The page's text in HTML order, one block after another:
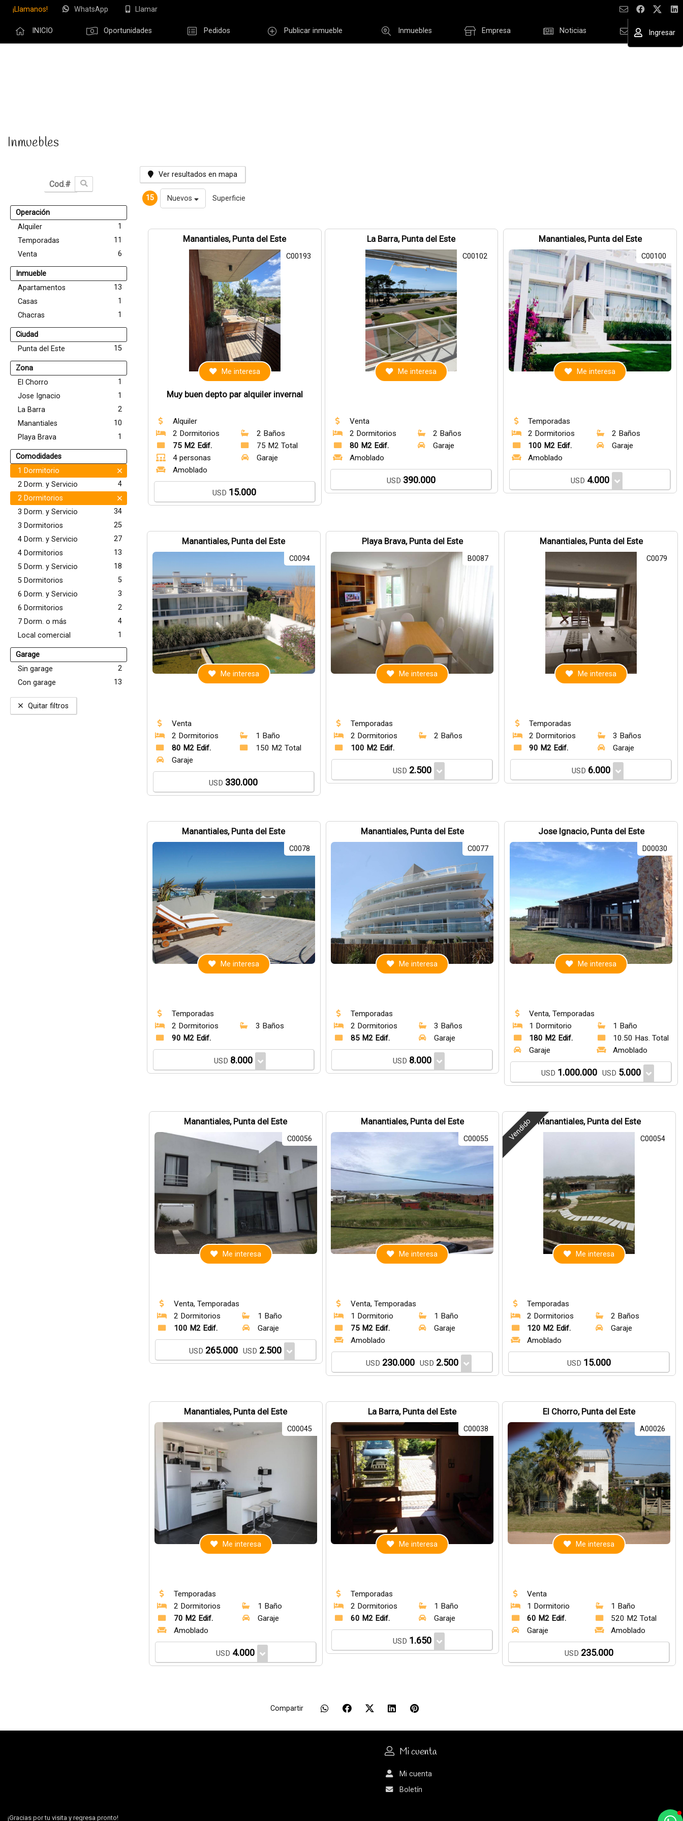
¡Llamanos! WhatsApp Llamar
Usuario Ingresar
INICIO Oportunidades Pedidos Publicar inmueble Inmuebles Empresa Noticias Contacto
Inmuebles
Operación
Alquiler
1
Temporadas
11
Venta
6
Inmueble
Apartamentos
13
Casas
1
Chacras
1
Ciudad
Punta del Este
15
Zona
El Chorro
1
Jose Ignacio
1
La Barra
2
Manantiales
10
Playa Brava
1
Comodidades
1 Dormitorio
2 Dorm. y Servicio
4
2 Dormitorios
3 Dorm. y Servicio
34
3 Dormitorios
25
4 Dorm. y Servicio
27
4 Dormitorios
13
5 Dorm. y Servicio
18
5 Dormitorios
5
6 Dorm. y Servicio
3
6 Dormitorios
2
7 Dorm. o más
4
Local comercial
1
Garage
Sin garage
2
Con garage
13
Quitar filtros
Ver resultados en mapa
15 Nuevos Superficie
Manantiales, Punta del Este
C00193
Me interesa
Muy buen depto par alquiler invernal
Alquiler
2 Dormitorios
2 Baños
75 M2 Edif.
75 M2 Total
4 personas
Garaje
Amoblado
USD 15.000
La Barra, Punta del Este
C00102
Me interesa
Venta
2 Dormitorios
2 Baños
80 M2 Edif.
Garaje
Amoblado
USD 390.000
Manantiales, Punta del Este
C00100
Me interesa
Temporadas
2 Dormitorios
2 Baños
100 M2 Edif.
Garaje
Amoblado
USD 4.000
Manantiales, Punta del Este
C0094
Me interesa
Venta
2 Dormitorios
1 Baño
80 M2 Edif.
150 M2 Total
Garaje
USD 330.000
Playa Brava, Punta del Este
B0087
Me interesa
Temporadas
2 Dormitorios
2 Baños
100 M2 Edif.
USD 2.500
Manantiales, Punta del Este
C0079
Me interesa
Temporadas
2 Dormitorios
3 Baños
90 M2 Edif.
Garaje
USD 6.000
Manantiales, Punta del Este
C0078
Me interesa
Temporadas
2 Dormitorios
3 Baños
90 M2 Edif.
USD 8.000
Manantiales, Punta del Este
C0077
Me interesa
Temporadas
2 Dormitorios
3 Baños
85 M2 Edif.
Garaje
USD 8.000
Jose Ignacio, Punta del Este
D00030
Me interesa
Venta, Temporadas
1 Dormitorio
1 Baño
180 M2 Edif.
10.50 Has. Total
Garaje
Amoblado
USD 1.000.000 USD 5.000
Manantiales, Punta del Este
C00056
Me interesa
Venta, Temporadas
2 Dormitorios
1 Baño
100 M2 Edif.
Garaje
USD 265.000 USD 2.500
Manantiales, Punta del Este
C00055
Me interesa
Venta, Temporadas
1 Dormitorio
1 Baño
75 M2 Edif.
Garaje
Amoblado
USD 230.000 USD 2.500
Manantiales, Punta del Este
Vendido C00054
Me interesa
Temporadas
2 Dormitorios
2 Baños
120 M2 Edif.
Garaje
Amoblado
USD 15.000
Manantiales, Punta del Este
C00045
Me interesa
Temporadas
2 Dormitorios
1 Baño
70 M2 Edif.
Garaje
Amoblado
USD 4.000
La Barra, Punta del Este
C00038
Me interesa
Temporadas
2 Dormitorios
1 Baño
60 M2 Edif.
Garaje
USD 1.650
El Chorro, Punta del Este
A00026
Me interesa
Venta
1 Dormitorio
1 Baño
60 M2 Edif.
520 M2 Total
Garaje
Amoblado
USD 235.000
Compartir
Mi cuenta
Mi cuenta
Boletín
¡Gracias por tu visita y regresa pronto!